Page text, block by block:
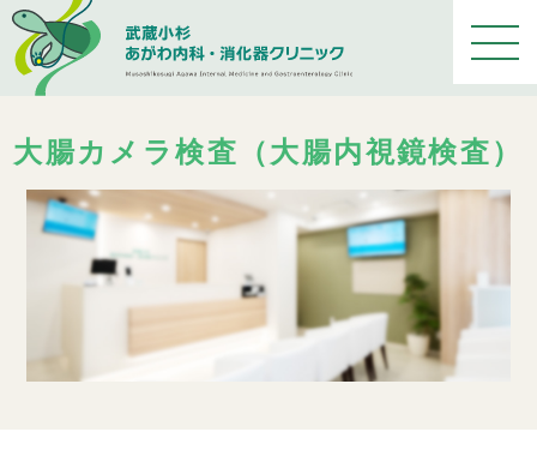
開
く
大腸カメラ検査（大腸内視鏡検査）